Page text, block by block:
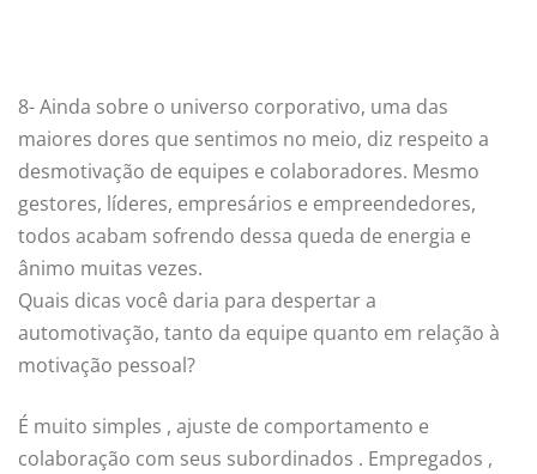
8- Ainda sobre o universo corporativo, uma das
maiores dores que sentimos no meio, diz respeito a
desmotivação de equipes e colaboradores. Mesmo
gestores, líderes, empresários e empreendedores,
todos acabam sofrendo dessa queda de energia e
ânimo muitas vezes.
Quais dicas você daria para despertar a
automotivação, tanto da equipe quanto em relação à
motivação pessoal?
É muito simples , ajuste de comportamento e
colaboração com seus subordinados . Empregados ,